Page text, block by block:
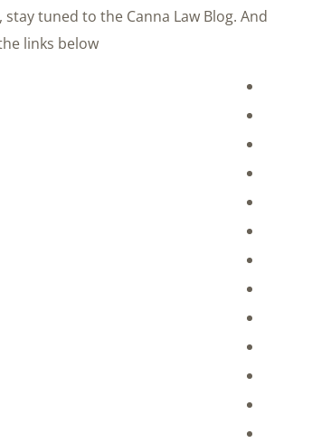
tuned to the Canna Law Blog. And
links below: